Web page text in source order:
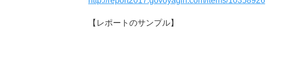
【レポートのサンプル】